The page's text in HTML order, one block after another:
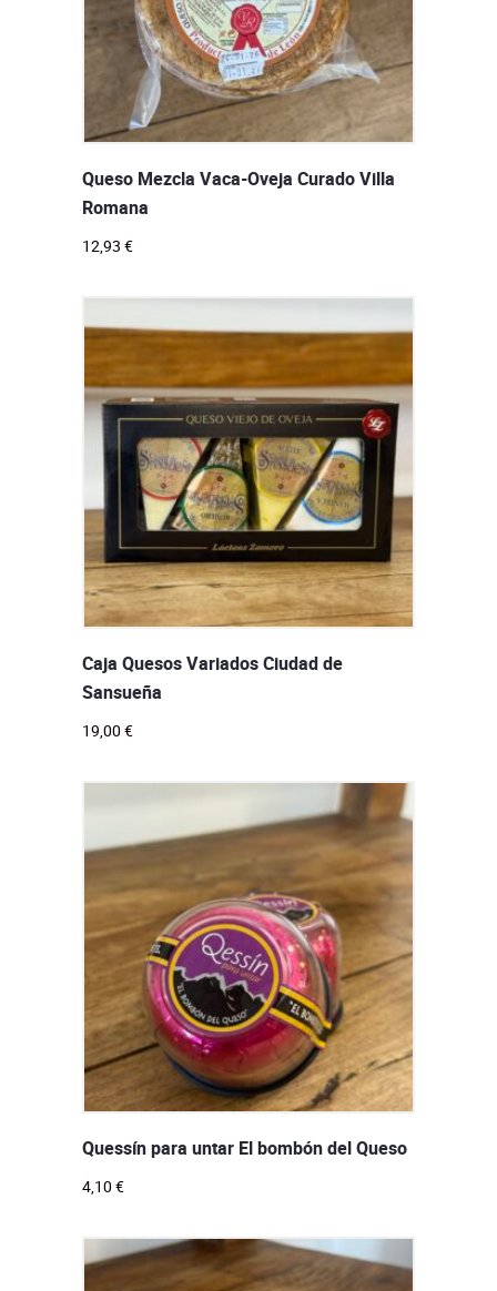
Queso Mezcla Vaca-Oveja Curado Villa
Romana
12,93 €
Caja Quesos Variados Ciudad de
Sansueña
19,00 €
Quessín para untar El bombón del Queso
4,10 €